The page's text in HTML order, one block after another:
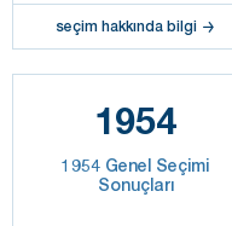
seçim hakkında bilgi
1954
1954 Genel Seçimi
Sonuçları